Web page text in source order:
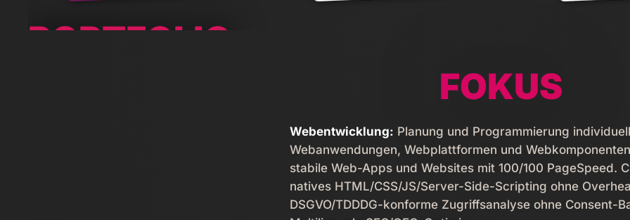
PORTFOLIO
FOKUS
Webentwicklung: Planung und Programmierung
Webanwendungen, Webplattformen und
stabile Web-Apps und Websites mit 100/100 PageSpeed.
natives HTML/­CSS/­JS/­Server-Side-Scripting ohne
DSGVO/TDDDG-konforme Zugriffsanalyse ohne Consent-